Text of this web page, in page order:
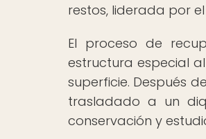
restos, liderada por
El proceso de
estructura especial
superficie. Después
trasladado a un
conservación y